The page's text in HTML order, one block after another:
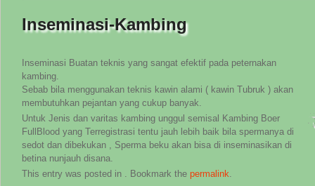
Inseminasi-Kambing
Inseminasi Buatan teknis yang sangat efektif pada peternakan
kambing.
Sebab bila menggunakan teknis kawin alami ( kawin Tubruk ) akan
membutuhkan pejantan yang cukup banyak.
Untuk Jenis dan varitas kambing unggul semisal Kambing Boer
FullBlood yang Terregistrasi tentu jauh lebih baik bila spermanya di
sedot dan dibekukan , Sperma beku akan bisa di inseminasikan di
betina nunjauh disana.
This entry was posted in . Bookmark the permalink